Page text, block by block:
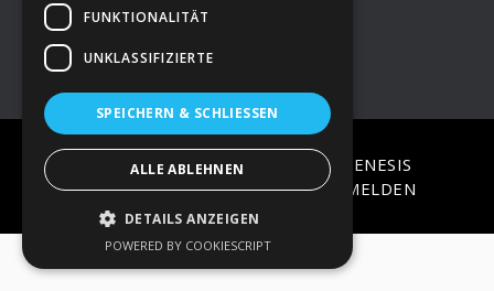
→Kontakt zum PAO Team
COPYRIGHT © 2026 · ON
GENESIS
FRAMEWORK·WORDPRESS·ANMELDEN
FUNKTIONALITÄT
UNKLASSIFIZIERTE
SPEICHERN & SCHLIESSEN
ALLE ABLEHNEN
DETAILS ANZEIGEN
POWERED BY COOKIESCRIPT